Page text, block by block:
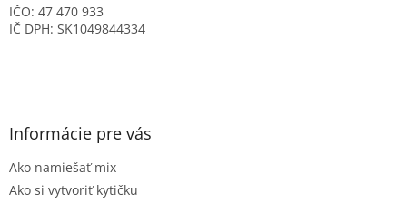
IČO: 47 470 933
IČ DPH: SK1049844334
Informácie pre vás
Ako namiešať mix
Ako si vytvoriť kytičku